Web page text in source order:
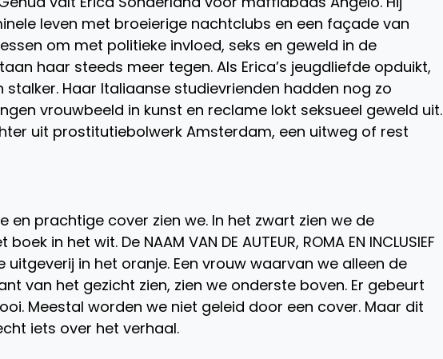
leven met broeierige nachtclubs en een façade van
om met politieke invloed, seks en geweld in de
haar steeds meer tegen. Als Erica’s jeugdliefde opduikt,
Haar Italiaanse studievrienden hadden nog zo
vrouwbeeld in kunst en reclame lokt seksueel geweld uit.
uit prostitutiebolwerk Amsterdam, een uitweg of rest
en prachtige cover zien we. In het zwart zien we de
in het wit. De NAAM VAN DE AUTEUR, ROMA EN INCLUSIEF
uitgeverij in het oranje. Een vrouw waarvan we alleen de
van het gezicht zien, zien we onderste boven. Er gebeurt
Meestal worden we niet geleid door een cover. Maar dit
iets over het verhaal.